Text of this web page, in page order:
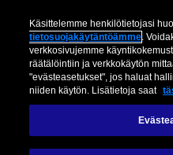
Asiakaspalvelu
Käsittelemme henkilötietojasi
tietosuojakäytäntöämme.
verkkosivujemme
räätälöintiin ja verkkokäytön
"evästeasetukset", jos haluat
niiden käytön. Lisätietoja saat